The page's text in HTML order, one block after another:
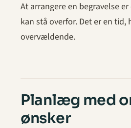
At arrangere en begravelse
kan stå overfor. Det er en
overvældende.
Planlæg med
ønsker